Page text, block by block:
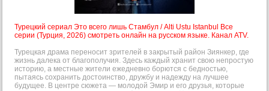
Турецкий сериал Это всего лишь Стамбул / Alti Ustu Istanbul Все
серии (Турция, 2026) смотреть онлайн на русском языке. Канал ATV.
Турецкая драма переносит зрителей в закрытый район Зиянкер, где
жизнь далека от благополучия. Здесь каждый хранит свою непростую
историю, а местные жители ежедневно борются с бедностью,
пытаясь сохранить достоинство, дружбу и надежду на лучшее
будущее. В центре сюжета — молодой Эмир и его друзья, которые